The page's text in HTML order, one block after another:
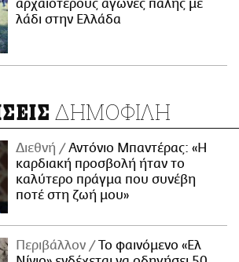
αρχαιότερους αγώνες πάλης με
λάδι στην Ελλάδα
ΔΗΜΟΦΙΛΗ
Διεθνή
Αντόνιο Μπαντέρας: «Η
καρδιακή προσβολή ήταν το
καλύτερο πράγμα που συνέβη
ποτέ στη ζωή μου»
Περιβάλλον
Το φαινόμενο «Ελ